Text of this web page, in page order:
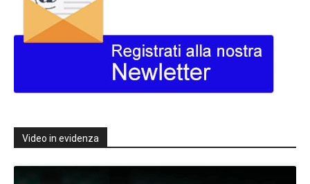
Video in evidenza